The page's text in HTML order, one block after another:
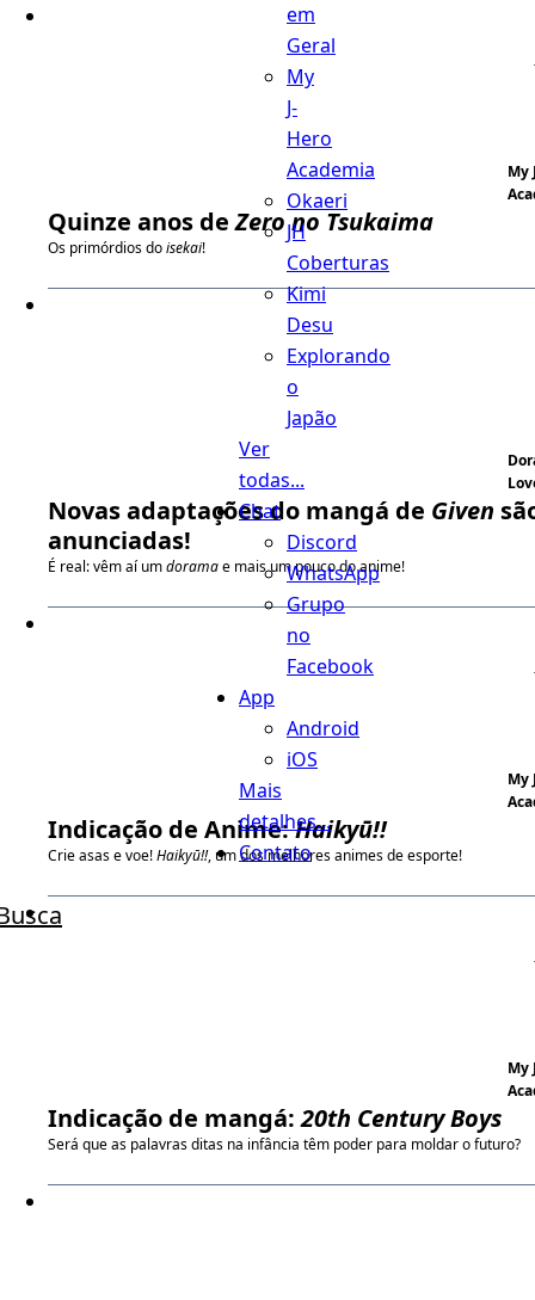
em
Geral
My
J-
Hero
Academia
Okaeri
JH
Coberturas
Kimi
Desu
Explorando
o
Japão
Ver
todas...
Chat
Discord
WhatsApp
Grupo
no
Facebook
App
Android
iOS
Mais
detalhes...
Contato
My
Quinze anos deZero no Tsukaima
Os primórdios doisekai!
Novas adaptações do mangá de Given
anunciadas!
É real: vêm aí umdoramae mais um pouco do anime!
My
Indicação de Anime:Haikyū!!
Crie asas e voe!Haikyū!!, um dos melhores animes de esporte!
My
Indicação de mangá:20th Century Boys
Será que as palavras ditas na infância têm poder para moldar o futuro?